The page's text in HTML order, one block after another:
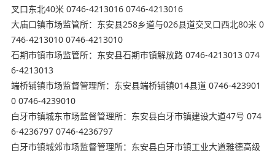
叉口东北40米 0746-4213016 0746-4213016
大庙口镇市场监管所：东安县258乡道与026县道交叉口西北80米 0
746-4213010 0746-4213010
石期市镇市场监管所：东安县石期市镇解放路 0746-4213013 074
6-4213013
端桥铺镇市场监督管理所：东安县端桥铺镇014县道 0746-423901
0 0746-4239010
白牙市镇城东市场监督管理所：东安县白牙市镇建设大道47号 074
6-4236797 0746-4236797
白牙市镇城郊市场监督管理所：东安县白牙市镇工业大道雅德高级